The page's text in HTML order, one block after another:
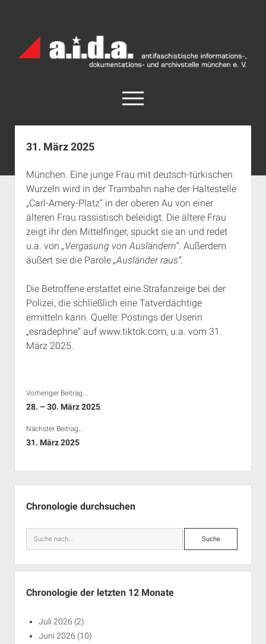
Archiv
München
open
menu
facebook
rss info@aida-archiv.de
Aktuelles
Termine
open
dropdown
menu
Antifaschistische Termine im Süden
Antifaschistische Termine in München
Rechte Termine im Süden
Chronologie
Das Archiv
open
dropdown
menu
a.i.d.a. e. V. unterstützen
RSS-Feeds, Twitter & Facebook
Bibliothek
Kontakt & PGP-Key
Impressum
31. März 2025
München. Eine junge Frau mit deutsch-türkischen
Wurzeln wird in der Trambahn nahe der Haltestelle
„Carl-Amery-Platz“ in der oberen Au von einer
älteren Frau rassistisch beleidigt. Die ältere Frau
zeigt ihr den Mittelfinger, spuckt sie an und redet
u.a. von „Vergasung von Ausländern“. Außerdem
äußert sie die Parole„Ausländer raus“.
Die Betroffene erstattet eine Strafanzeige bei der
Polizei, die schließlich eine Tatverdächtige
ermitteln kann. Quelle: Postings der Userin
„esradephne“ auf www.tiktok.com, u.a. vom 31.
März 2025.
Vorheriger Beitrag...
28. – 30. März 2025
Nächster Beitrag...
31. März 2025
Chronologie durchsuchen
Suche
Chronologie der letzten 12 Monate
Juli 2026 (2)
Juni 2026 (10)